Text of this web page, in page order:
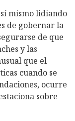
mismo lidiando
de gobernar la
de que
y las
que el
cuando se
ocurre
sobre